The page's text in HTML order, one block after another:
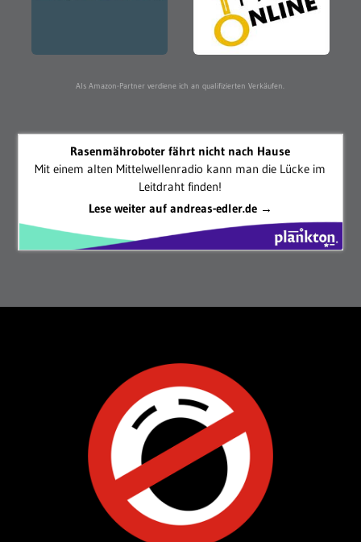
Als Amazon-Partner verdiene ich an qualifizierten Verkäufen.
Rasenmähroboter fährt nicht nach Hause
Mit einem alten Mittelwellenradio kann man die Lücke im
Leitdraht finden!
Lese weiter auf andreas-edler.de →